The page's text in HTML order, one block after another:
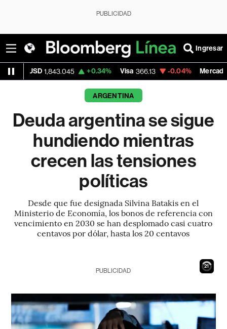
PUBLICIDAD
Ingresar
+0.34% Visa 366.13 -0.04% MercadoLibre 1,879.59
ARGENTINA
Deuda argentina se sigue
hundiendo mientras
crecen las tensiones
políticas
Desde que fue designada Silvina Batakis en el
Ministerio de Economía, los bonos de referencia con
vencimiento en 2030 se han desplomado casi cuatro
centavos por dólar, hasta los 20 centavos
20
PUBLICIDAD